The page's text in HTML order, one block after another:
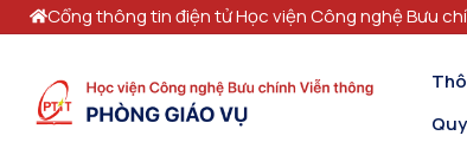
Cổng thông tin điện tử Học viện Công nghệ Bưu